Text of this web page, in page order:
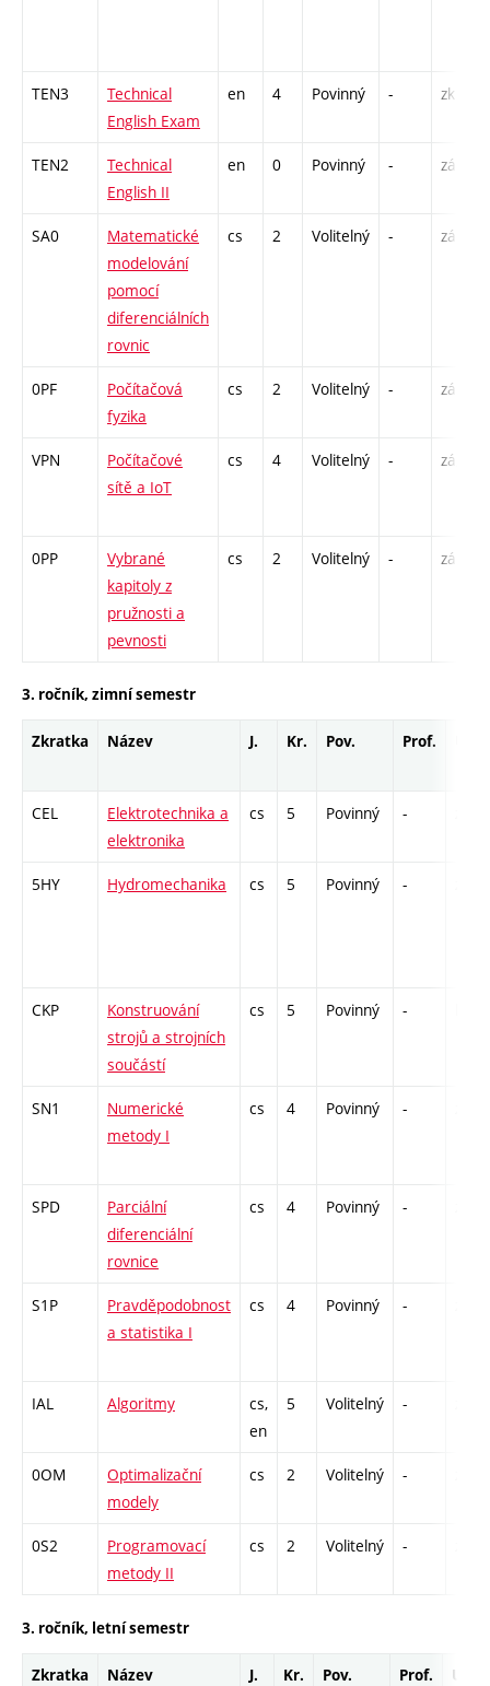
TEN3
Technical
English Exam
en 4 Povinný - zk
TEN2
Technical
English II
en 0 Povinný - zá
SA0
Matematické
modelování
pomocí
diferenciálních
rovnic
cs 2 Volitelný - zá
0PF
Počítačová
fyzika
cs 2 Volitelný - zá
VPN
Počítačové
sítě a IoT
cs 4 Volitelný - zá,zk
0PP
Vybrané
kapitoly z
pružnosti a
pevnosti
cs 2 Volitelný - zá
3. ročník, zimní semestr
Zkratka Název J. Kr. Pov. Prof.
CEL
Elektrotechnika a
elektronika
cs 5 Povinný -
5HY Hydromechanika cs 5 Povinný -
CKP
Konstruování
strojů a strojních
součástí
cs 5 Povinný -
SN1
Numerické
metody I
cs 4 Povinný -
SPD
Parciální
diferenciální
rovnice
cs 4 Povinný -
S1P
Pravděpodobnost
a statistika I
cs 4 Povinný -
IAL Algoritmy
cs,
en
5 Volitelný -
0OM
Optimalizační
modely
cs 2 Volitelný -
0S2
Programovací
metody II
cs 2 Volitelný -
3. ročník, letní semestr
Zkratka Název J. Kr. Pov. Prof. Uk.